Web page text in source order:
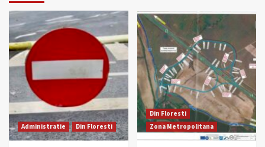
Administratie Din Floresti
Din Floresti
Zona Metropolitana